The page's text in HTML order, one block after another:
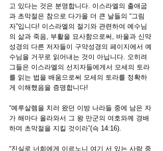
고 있다는 것은 분명합니다. 이스라엘의 출애굽
과 초막절은 참으로 다가올 더 큰 날들의 “그림
자”입니다! 이스라엘의 절기와 관련하여 예수님
의 삶과 죽음, 부활을 묘사함으로써, 바울과 신약
성경의 다른 저자들이 구약성경의 페이지에서 예
수님을 거꾸로 읽어내는 것이 아닙니다. 오히려
그들은 이스라엘의 선지자들에게서 모세의 토라
를 읽는 법을 배움으로써 모세의 토라를 정확하
게 이해했음을 증명합니다!
“예루살렘을 치러 왔던 이방 나라들 중에 남은 자
가 해마다 올라와서 그 왕 만군의 여호와께 경배
하며 초막절을 지킬 것이라”(슥 14:16).
“진실로 너희에게 이르노니 여기 서 있는 사람 중